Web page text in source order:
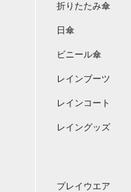
折りたたみ傘
日傘
ビニール傘
レインブーツ
レインコート
レイングッズ
プレイウエア